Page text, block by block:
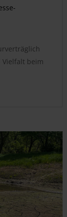
Vielfalt beim